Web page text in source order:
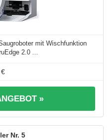
mit Wischfunktion
2.0 ...
»
5